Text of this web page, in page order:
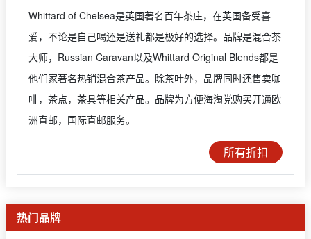
Whittard of Chelsea是英国著名百年茶庄，在英国备受喜
爱，不论是自己喝还是送礼都是极好的选择。品牌是混合茶
大师，Russian Caravan以及Whittard Original Blends都是
他们家著名热销混合茶产品。除茶叶外，品牌同时还售卖咖
啡，茶点，茶具等相关产品。品牌为方便海淘党购买开通欧
洲直邮，国际直邮服务。
所有折扣
热门品牌